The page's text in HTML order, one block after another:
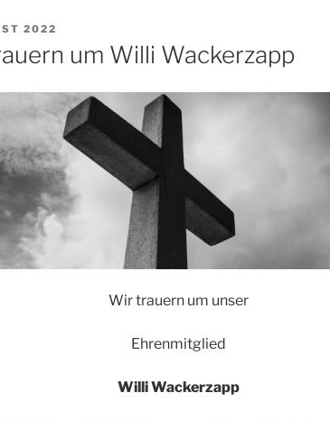
2022
um Willi Wackerzapp
Wir trauern um unser
Ehrenmitglied
Willi Wackerzapp